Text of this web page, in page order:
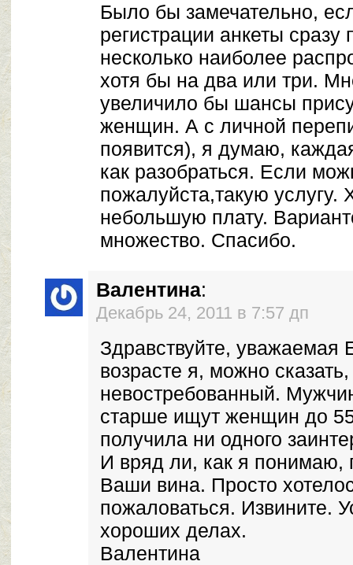
Было бы замечательно,
регистрации анкеты сразу
несколько наиболее
хотя бы на два или три.
увеличило бы шансы
женщин. А с личной
появится), я думаю,
как разобраться. Если
пожалуйста,такую услугу.
небольшую плату.
множество. Спасибо.
Валентина:
Декабрь 24, 2011 в 7:57 дп
Здравствуйте,
возрасте я, можно
невостребованный.
старше ищут женщин до
получила ни одного
И вряд ли, как я понимаю,
Ваши вина. Просто
пожаловаться. Извините.
хороших делах.
Валентина